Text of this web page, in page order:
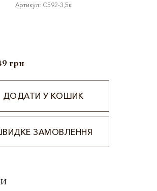
Артикул: С592-3,5к
грн
ДОДАТИ У КОШИК
ЗАМОВЛЕННЯ